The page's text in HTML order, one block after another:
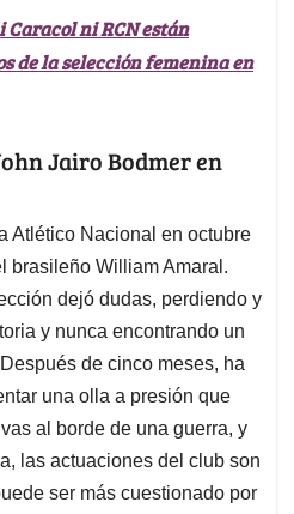
Caracol ni RCN están
de la selección femenina en
Jairo Bodmer en
Atlético Nacional en octubre
brasileño William Amaral.
dejó dudas, perdiendo y
y nunca encontrando un
de cinco meses, ha
una olla a presión que
al borde de una guerra, y
las actuaciones del club son
ser más cuestionado por